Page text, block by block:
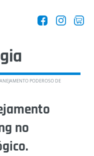
PODEROSO DE
no